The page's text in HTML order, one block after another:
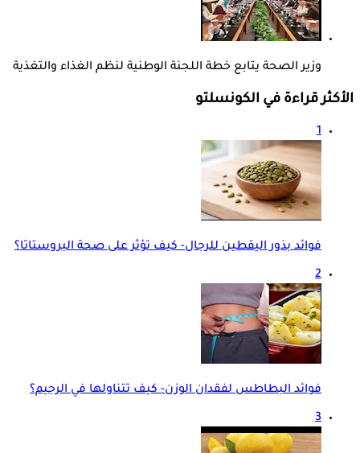
وزير الصحة يتابع خطة اللجنة الوطنية لنظم الغذاء والتغذية
الأكثر قراءة في الكونسلتو
1
فوائد بذور اليقطين للرجال- كيف تؤثر على صحة البروستاتا؟
2
فوائد البطاطس لفقدان الوزن- كيف تتناولها في الرجيم؟
3